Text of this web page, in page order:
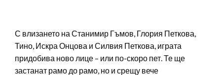
С влизането на Станимир Гъмов, Глория Петкова,
Тино, Искра Онцова и Силвия Петкова, играта
придобива ново лице – или по-скоро пет. Те ще
застанат рамо до рамо, но и срещу вече